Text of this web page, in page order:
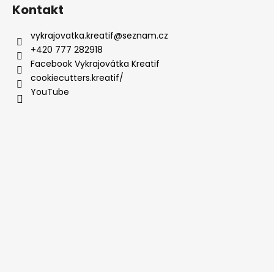
Kontakt
vykrajovatka.kreatif@seznam.cz
+420 777 282918
Facebook Vykrajovátka Kreatif
cookiecutters.kreatif/
YouTube